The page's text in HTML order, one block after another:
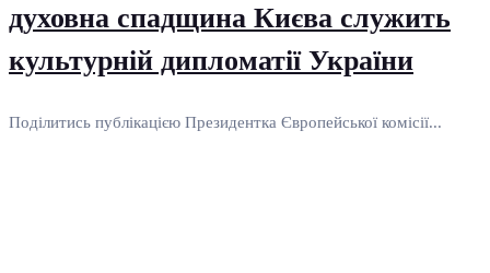
духовна спадщина Києва служить
культурній дипломатії України
Поділитись публікацією Президентка Європейської комісії...